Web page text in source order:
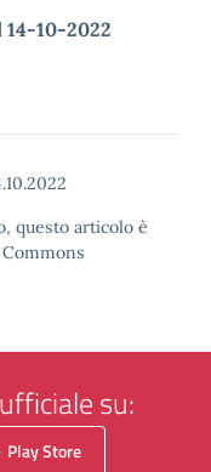
14-10-2022
questo articolo è
su:
Play Store